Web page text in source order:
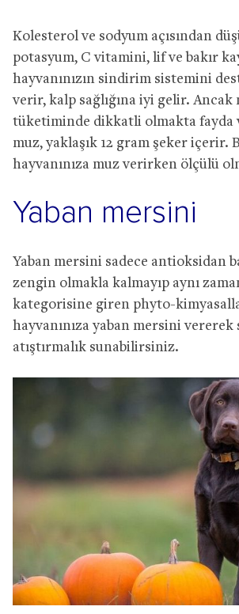
Kolesterol ve sodyum açısından
potasyum, C vitamini, lif ve bakır
hayvanınızın sindirim sistemini
verir, kalp sağlığına iyi gelir. Ancak
tüketiminde dikkatli olmakta fayda
muz, yaklaşık 12 gram şeker içerir.
hayvanınıza muz verirken ölçülü
Yaban mersini
Yaban mersini sadece antioksidan
zengin olmakla kalmayıp aynı
kategorisine giren phyto-
hayvanınıza yaban mersini vererek
atıştırmalık sunabilirsiniz.